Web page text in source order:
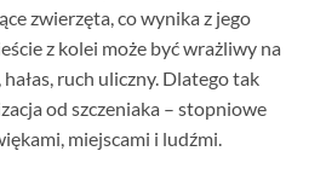
zwierzęta, co wynika z jego
z kolei może być wrażliwy na
ruch uliczny. Dlatego tak
od szczeniaka – stopniowe
miejscami i ludźmi.